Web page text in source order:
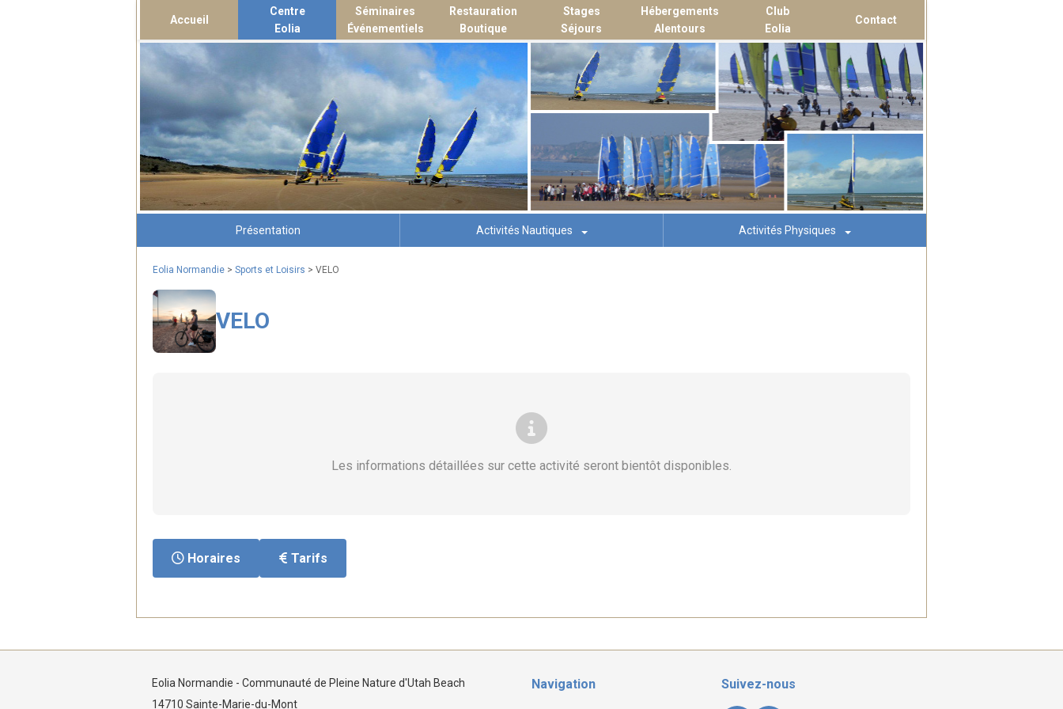
Accueil
Centre
Eolia
Séminaires
Événementiels
Restauration
Boutique
Stages
Séjours
Hébergements
Alentours
Club
Eolia
Contact
Présentation Activités Nautiques Activités Physiques
Eolia Normandie > Sports et Loisirs > VELO
VELO
Les informations détaillées sur cette activité seront bientôt disponibles.
Horaires Tarifs
Eolia Normandie - Communauté de Pleine Nature d'Utah Beach
14710 Sainte-Marie-du-Mont
Navigation Suivez-nous